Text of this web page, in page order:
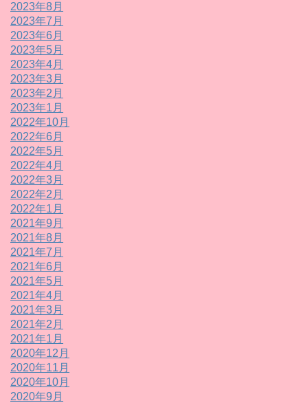
2023年8月
2023年7月
2023年6月
2023年5月
2023年4月
2023年3月
2023年2月
2023年1月
2022年10月
2022年6月
2022年5月
2022年4月
2022年3月
2022年2月
2022年1月
2021年9月
2021年8月
2021年7月
2021年6月
2021年5月
2021年4月
2021年3月
2021年2月
2021年1月
2020年12月
2020年11月
2020年10月
2020年9月